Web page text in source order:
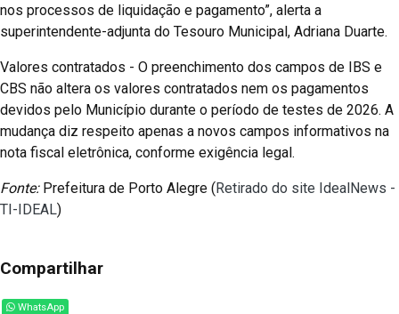
nos processos de liquidação e pagamento”, alerta a
superintendente-adjunta do Tesouro Municipal, Adriana Duarte.
Valores contratados - O preenchimento dos campos de IBS e
CBS não altera os valores contratados nem os pagamentos
devidos pelo Município durante o período de testes de 2026. A
mudança diz respeito apenas a novos campos informativos na
nota fiscal eletrônica, conforme exigência legal.
Fonte:Prefeitura de Porto Alegre (Retirado do site IdealNews -
TI-IDEAL)
Compartilhar
WhatsApp